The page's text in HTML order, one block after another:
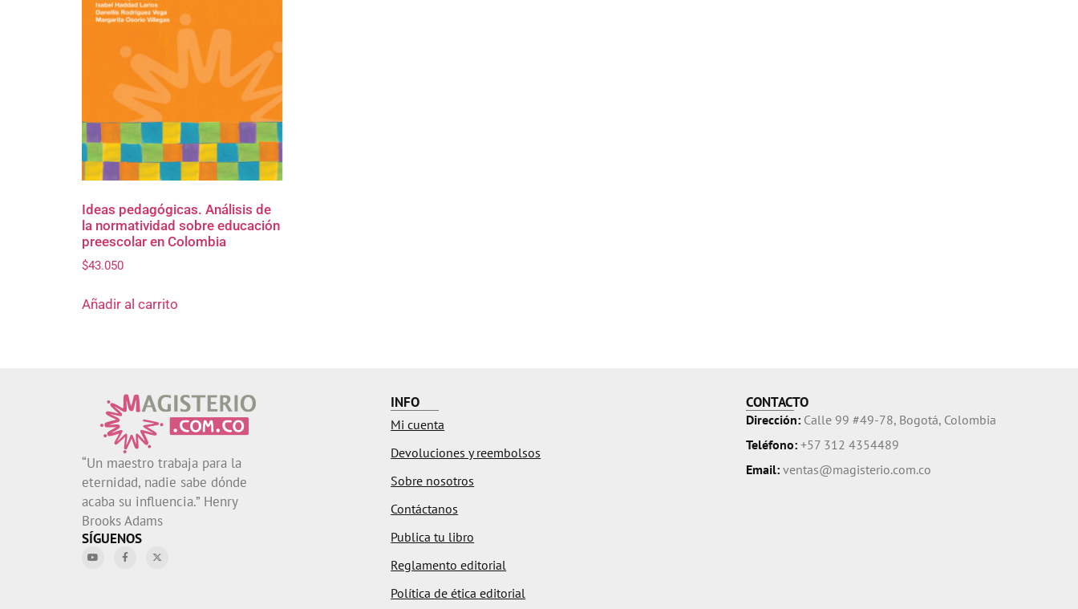
Ideas pedagógicas. Análisis de
la normatividad sobre educación
preescolar en Colombia
$43.050
Añadir al carrito
“Un maestro trabaja para la
eternidad, nadie sabe dónde
acaba su influencia.” Henry
Brooks Adams
SÍGUENOS
INFO
Mi cuenta
Devoluciones y reembolsos
Sobre nosotros
Contáctanos
Publica tu libro
Reglamento editorial
Política de ética editorial
CONTACTO
Dirección: Calle 99 #49-78, Bogotá, Colombia
Teléfono: +57 312 4354489
Email: ventas@magisterio.com.co